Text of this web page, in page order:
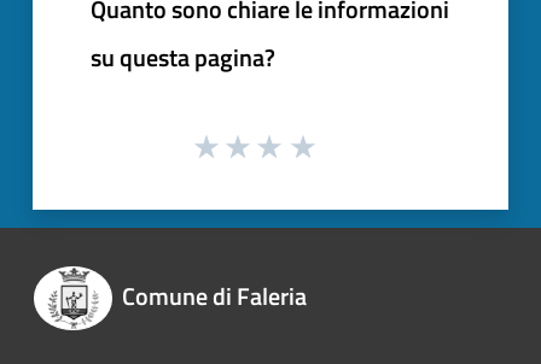
Quanto sono chiare le informazioni
su questa pagina?
Comune di Faleria